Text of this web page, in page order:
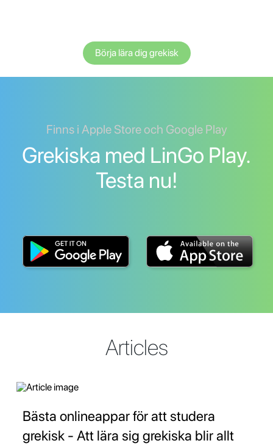
Börja lära dig grekisk
Finns i Apple Store och Google Play
Grekiska med LinGo Play.
Testa nu!
Articles
Bästa onlineappar för att studera
grekisk - Att lära sig grekiska blir allt